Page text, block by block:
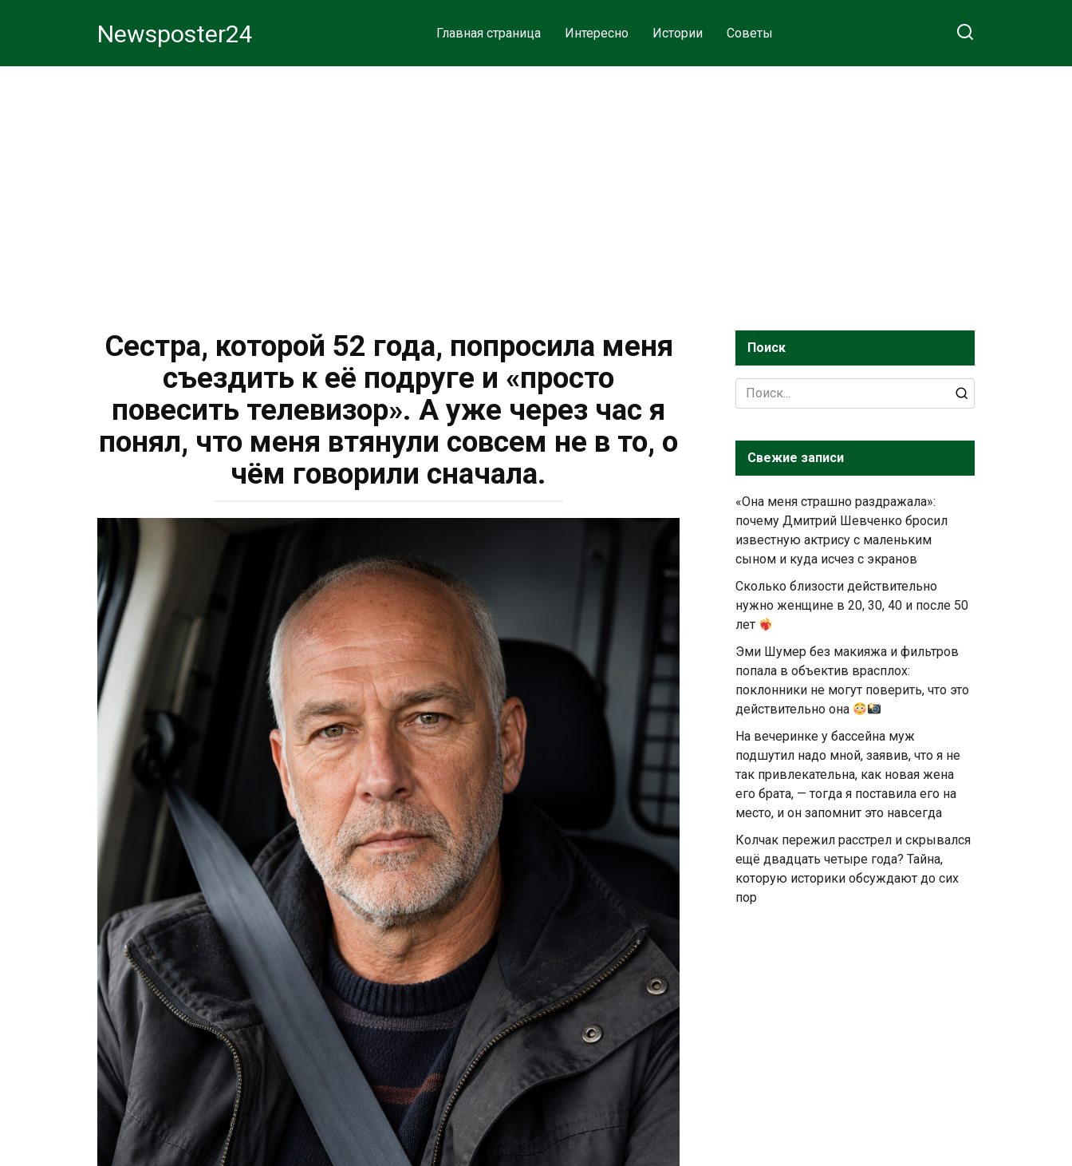
Newsposter24 Главная страница Интересно Истории Советы
Сестра, которой 52 года, попросила меня
съездить к её подруге и «просто
повесить телевизор». А уже через час я
понял, что меня втянули совсем не в то, о
чём говорили сначала.
Поиск
Search
for:
Свежие записи
«Она меня страшно раздражала»:
почему Дмитрий Шевченко бросил
известную актрису с маленьким
сыном и куда исчез с экранов
Сколько близости действительно
нужно женщине в 20, 30, 40 и после 50
лет
Эми Шумер без макияжа и фильтров
попала в объектив врасплох:
поклонники не могут поверить, что это
действительно она
На вечеринке у бассейна муж
подшутил надо мной, заявив, что я не
так привлекательна, как новая жена
его брата, — тогда я поставила его на
место, и он запомнит это навсегда
Колчак пережил расстрел и скрывался
ещё двадцать четыре года? Тайна,
которую историки обсуждают до сих
пор